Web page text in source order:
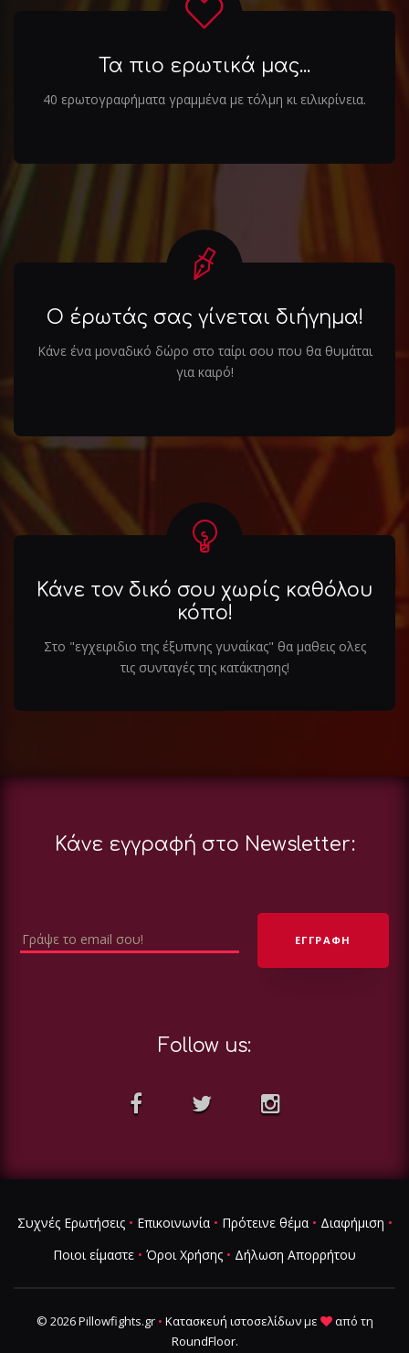
Τα πιο ερωτικά μας...
40 ερωτογραφήματα γραμμένα με τόλμη κι ειλικρίνεια.
Ο έρωτάς σας γίνεται διήγημα!
Κάνε ένα μοναδικό δώρο στο ταίρι σου που θα θυμάται
για καιρό!
Κάνε τον δικό σου χωρίς καθόλου
κόπο!
Στο "εγχειριδιο της έξυπνης γυναίκας" θα μαθεις ολες
τις συνταγές της κατάκτησης!
Κάνε εγγραφή στο Newsletter:
Follow us:
Συχνές Ερωτήσεις• Επικοινωνία• Πρότεινε θέμα• Διαφήμιση •
Ποιοι είμαστε • Όροι Χρήσης • Δήλωση Απορρήτου
© 2026 Pillowfights.gr • Κατασκευή ιστοσελίδωνμε
από τη
RoundFloor.